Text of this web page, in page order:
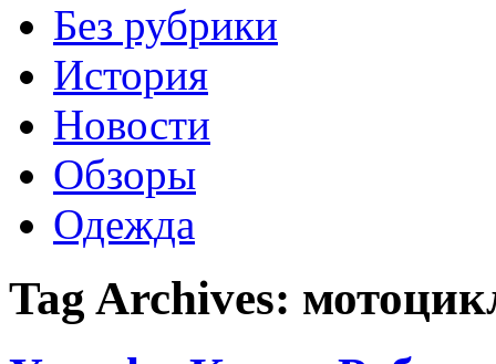
Без рубрики
История
Новости
Обзоры
Одежда
Tag Archives: